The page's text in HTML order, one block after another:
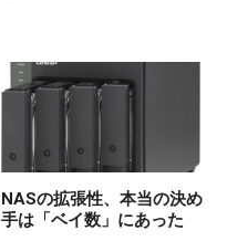
NASの拡張性、本当の決め
手は「ベイ数」にあった